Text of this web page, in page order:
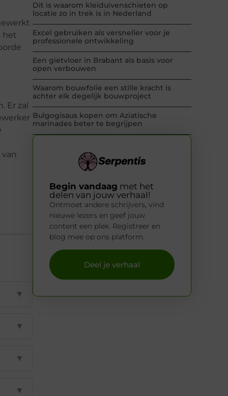
het
Er zal
▼
▼
▼
▼
Dit is waarom kleiduivenschieten op
locatie zo in trek is in Nederland
Excel gebruiken als versneller voor je
professionele ontwikkeling
Een gietvloer in Brabant als basis voor
open verbouwen
Waarom bouwfolie een stille kracht is
achter elk degelijk bouwproject
Bulgogisaus kopen om Aziatische
marinades beter te begrijpen
Begin vandaag met het
delen van jouw verhaal!
Ontmoet andere schrijvers, vind
nieuwe lezers en geef jouw
content een plek. Registreer en
blog mee op ons platform.
Deel je verhaal